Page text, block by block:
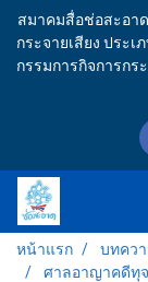
สมาคมสื่อช่อสะอา
กระจายเสียง ประ
กรรมการกิจการกร
หน้าแรก
บทคว
ศาลอาญาคดีทุ